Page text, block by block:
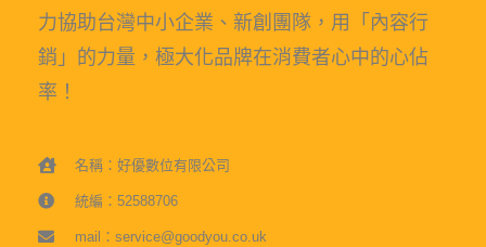
力協助台灣中小企業、新創團隊，用「內容行
銷」的力量，極大化品牌在消費者心中的心佔
率！
名稱：好優數位有限公司
統編：52588706
mail：service@goodyou.co.uk